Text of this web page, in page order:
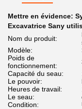
Mettre en évidence:
Excavatrice Sany
Nom du produit:
Modèle:
Poids de
fonctionnement:
Capacité du seau:
Le pouvoir:
Heures de travail:
Le seau:
Condition: